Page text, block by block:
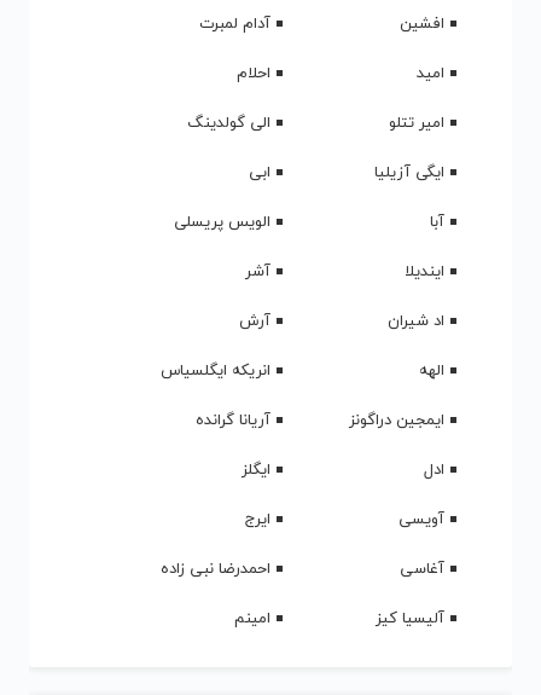
افشین
آدام لمبرت
امید
احلام
امیر تتلو
الی گولدینگ
ایگی آزیلیا
ابی
آبا
الویس پریسلی
ایندیلا
آشر
اد شیران
آرش
الهه
انریکه ایگلسیاس
ایمجین دراگونز
آریانا گرانده
ادل
ایگلز
آویسی
ایرج
آغاسی
احمدرضا نبی زاده
آلیسیا کیز
امینم